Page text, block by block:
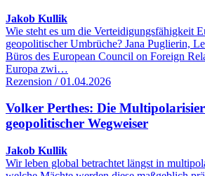
Jakob Kullik
Wie steht es um die Verteidigungsfähigkeit
geopolitischer Umbrüche? Jana Puglierin,
Büros des European Council on Foreign
Europa zwi…
Rezension / 01.04.2026
Volker Perthes: Die
geopolitischer Wegweiser
Jakob Kullik
Wir leben global betrachtet längst in